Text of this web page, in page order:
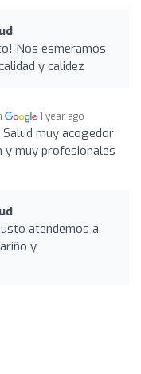
Nos esmeramos
y calidez
1 year ago
muy acogedor
y muy profesionales
atendemos a
y